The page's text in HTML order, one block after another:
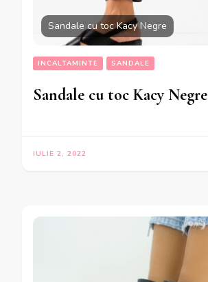
Sandale cu toc Kacy Negre
INCALTAMINTE SANDALE
Sandale cu toc Kacy Negre
IULIE 2, 2022